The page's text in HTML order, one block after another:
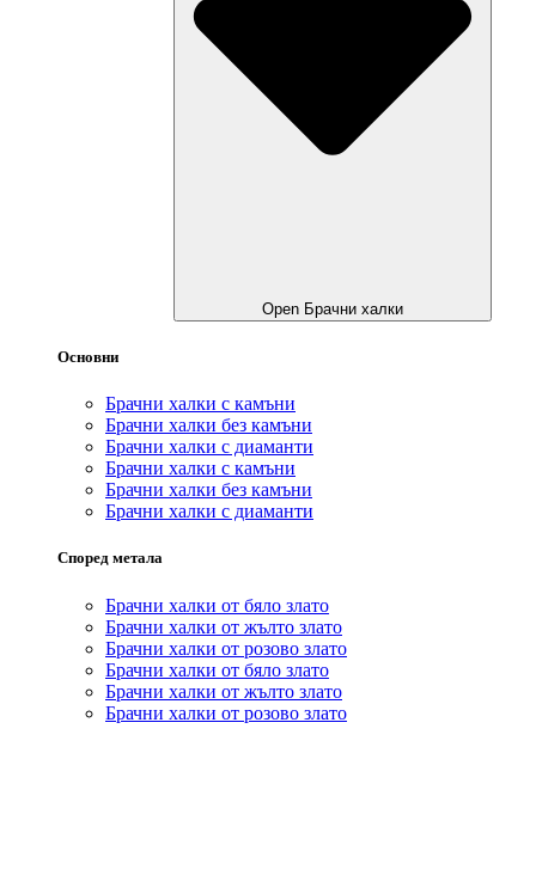
Open Брачни халки
Основни
Брачни халки с камъни
Брачни халки без камъни
Брачни халки с диаманти
Брачни халки с камъни
Брачни халки без камъни
Брачни халки с диаманти
Според метала
Брачни халки от бяло злато
Брачни халки от жълто злато
Брачни халки от розово злато
Брачни халки от бяло злато
Брачни халки от жълто злато
Брачни халки от розово злато